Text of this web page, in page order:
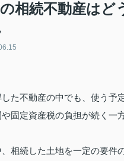
相続不動産はど
た不動産の中でも、使う予
固定資産税の負担が続く一
相続した土地を一定の要件